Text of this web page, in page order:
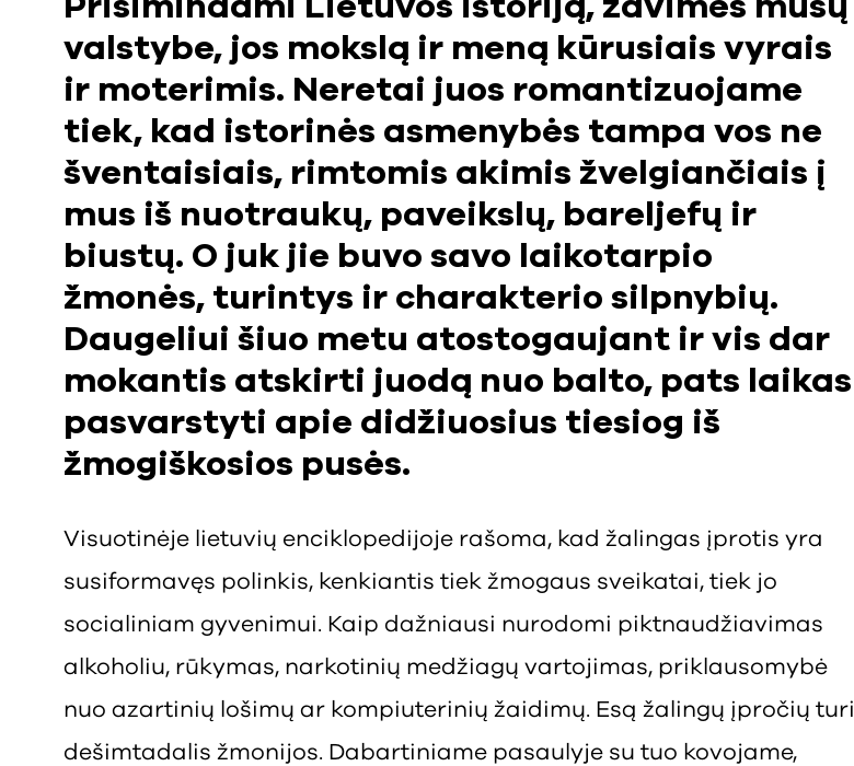
Prisimindami Lietuvos istoriją, žavimės mūsų
valstybe, jos mokslą ir meną kūrusiais vyrais
ir moterimis. Neretai juos romantizuojame
tiek, kad istorinės asmenybės tampa vos ne
šventaisiais, rimtomis akimis žvelgiančiais į
mus iš nuotraukų, paveikslų, bareljefų ir
biustų. O juk jie buvo savo laikotarpio
žmonės, turintys ir charakterio silpnybių.
Daugeliui šiuo metu atostogaujant ir vis dar
mokantis atskirti juodą nuo balto, pats laikas
pasvarstyti apie didžiuosius tiesiog iš
žmogiškosios pusės.
Visuotinėje lietuvių enciklopedijoje rašoma, kad žalingas įprotis yra
susiformavęs polinkis, kenkiantis tiek žmogaus sveikatai, tiek jo
socialiniam gyvenimui. Kaip dažniausi nurodomi piktnaudžiavimas
alkoholiu, rūkymas, narkotinių medžiagų vartojimas, priklausomybė
nuo azartinių lošimų ar kompiuterinių žaidimų. Esą žalingų įpročių turi
dešimtadalis žmonijos. Dabartiniame pasaulyje su tuo kovojame,